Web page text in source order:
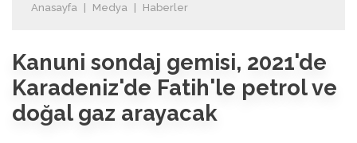
Anasayfa Medya Haberler
Kanuni sondaj gemisi, 2021'de
Karadeniz'de Fatih'le petrol ve
doğal gaz arayacak